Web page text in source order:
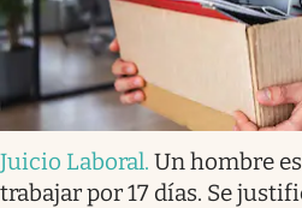
Juicio Laboral. Un hombre
trabajar por 17 días. Se